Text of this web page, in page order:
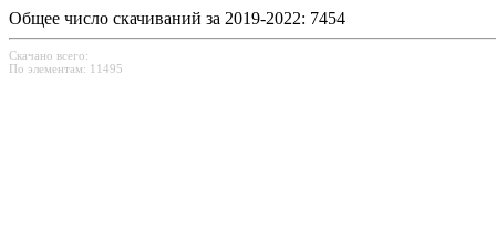
Общее число скачиваний за 2019-2022: 7454
Скачано всего:
По элементам: 11495